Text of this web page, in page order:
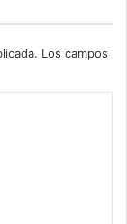
Los campos